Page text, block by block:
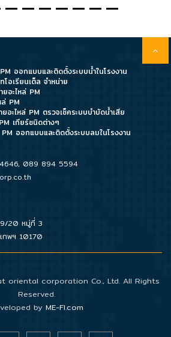
ออกแบบและติดตั้งระบบน้ำในโรงงาน
อเรียนเต็ล จำหน่าย
อะไหล่ PM
PM
ะไหล่ PM ตรวจเช็คระบบบำบัดน้ำเสีย
เกียร์ชนิดต่างๆ
ออกแบบและติดตั้งระบบลมในโรงงาน
, 089 894 5594
20 หมู่ที่ 3
ทพฯ 10170
oriental corporation Co., Ltd. All Rights
Reserved.
by ME-FI.com